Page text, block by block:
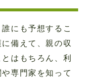
にも予想するこ
備えて、親の収
はもちろん、利
専門家を知って